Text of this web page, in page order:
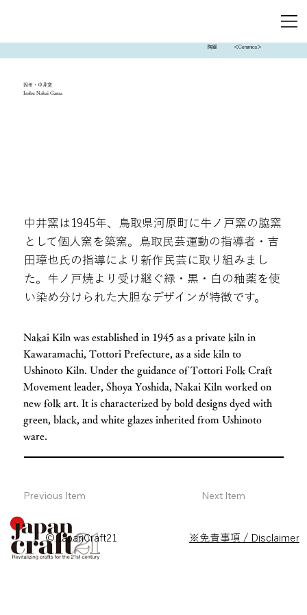
陶器 ＜Ceramics＞
因州・中井窯
Inshu Nakai Gama
中井窯は1945年、鳥取県河原町に牛ノ戸窯の脇窯
として個人窯を築窯。鳥取民芸運動の指導者・吉
田璋也氏の指導により新作民芸に取り組みまし
た。牛ノ戸焼より受け継ぐ緑・黒・白の釉薬を使
い染め分けられた大胆なデザインが特徴です。
Nakai Kiln was established in 1945 as a private kiln in
Kawaramachi, Tottori Prefecture, as a side kiln to
Ushinoto Kiln. Under the guidance of Tottori Folk Craft
Movement leader, Shoya Yoshida, Nakai Kiln worked on
new folk art. It is characterized by bold designs dyed with
green, black, and white glazes inherited from Ushinoto
ware.
Previous Item Next Item
© JapanCraft21 ※免責事項 / Disclaimer